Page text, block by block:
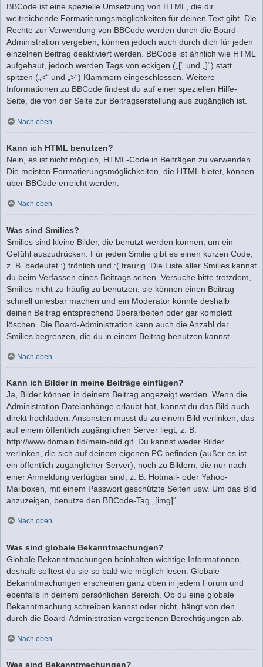
BBCode ist eine spezielle Umsetzung von HTML, die dir
weitreichende Formatierungsmöglichkeiten für deinen Text gibt. Die
Rechte zur Verwendung von BBCode werden durch die Board-
Administration vergeben, können jedoch auch durch dich für jeden
einzelnen Beitrag deaktiviert werden. BBCode ist ähnlich wie HTML
aufgebaut, jedoch werden Tags von eckigen („[“ und „]“) statt
spitzen („<“ und „>“) Klammern eingeschlossen. Weitere
Informationen zu BBCode findest du auf einer speziellen Hilfe-
Seite, die von der Seite zur Beitragserstellung aus zugänglich ist.
Nach oben
Kann ich HTML benutzen?
Nein, es ist nicht möglich, HTML-Code in Beiträgen zu verwenden.
Die meisten Formatierungsmöglichkeiten, die HTML bietet, können
über BBCode erreicht werden.
Nach oben
Was sind Smilies?
Smilies sind kleine Bilder, die benutzt werden können, um ein
Gefühl auszudrücken. Für jeden Smilie gibt es einen kurzen Code,
z. B. bedeutet :) fröhlich und :( traurig. Die Liste aller Smilies kannst
du beim Verfassen eines Beitrags sehen. Versuche bitte trotzdem,
Smilies nicht zu häufig zu benutzen, sie können einen Beitrag
schnell unlesbar machen und ein Moderator könnte deshalb
deinen Beitrag entsprechend überarbeiten oder gar komplett
löschen. Die Board-Administration kann auch die Anzahl der
Smilies begrenzen, die du in einem Beitrag benutzen kannst.
Nach oben
Kann ich Bilder in meine Beiträge einfügen?
Ja, Bilder können in deinem Beitrag angezeigt werden. Wenn die
Administration Dateianhänge erlaubt hat, kannst du das Bild auch
direkt hochladen. Ansonsten musst du zu einem Bild verlinken, das
auf einem öffentlich zugänglichen Server liegt, z. B.
http://www.domain.tld/mein-bild.gif. Du kannst weder Bilder
verlinken, die sich auf deinem eigenen PC befinden (außer es ist
ein öffentlich zugänglicher Server), noch zu Bildern, die nur nach
einer Anmeldung verfügbar sind, z. B. Hotmail- oder Yahoo-
Mailboxen, mit einem Passwort geschützte Seiten usw. Um das Bild
anzuzeigen, benutze den BBCode-Tag „[img]“.
Nach oben
Was sind globale Bekanntmachungen?
Globale Bekanntmachungen beinhalten wichtige Informationen,
deshalb solltest du sie so bald wie möglich lesen. Globale
Bekanntmachungen erscheinen ganz oben in jedem Forum und
ebenfalls in deinem persönlichen Bereich. Ob du eine globale
Bekanntmachung schreiben kannst oder nicht, hängt von den
durch die Board-Administration vergebenen Berechtigungen ab.
Nach oben
Was sind Bekanntmachungen?